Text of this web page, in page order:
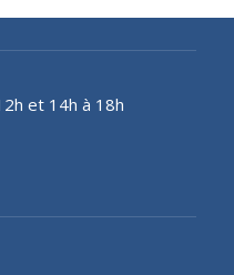
et 14h à 18h